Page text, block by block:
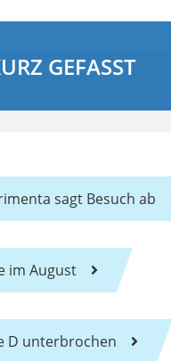
GEFASST
sagt Besuch ab
im August
D unterbrochen